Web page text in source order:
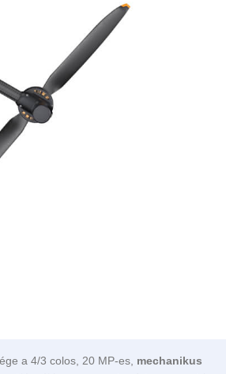
a 4/3 colos, 20 MP-es, mechanikus